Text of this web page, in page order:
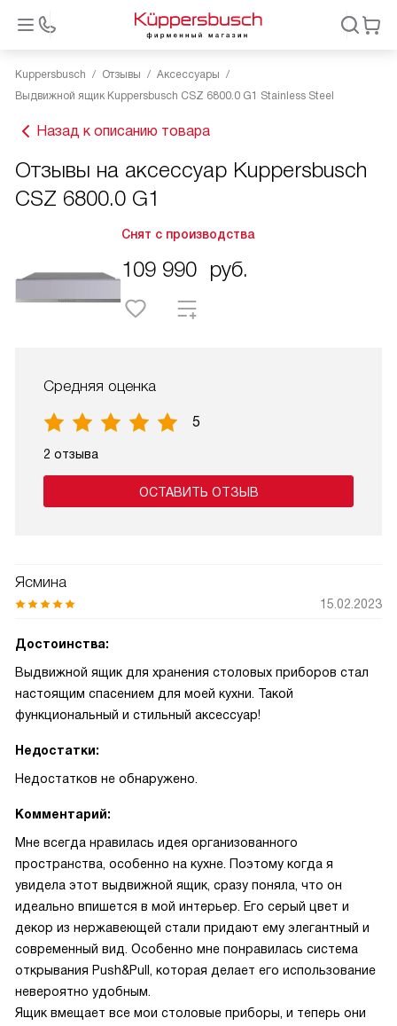
Kuppersbusch Отзывы
Аксессуары
Выдвижной ящик Kuppersbusch CSZ 6800.0 G1 Stainless Steel
Назад к описанию товара
Отзывы на аксессуар Kuppersbusch
CSZ 6800.0 G1
Снят с производства
109 990 руб.
Средняя оценка
5
2 отзыва
ОСТАВИТЬ ОТЗЫВ
Ясмина
15.02.2023
Достоинства:
Выдвижной ящик для хранения столовых приборов стал
настоящим спасением для моей кухни. Такой
функциональный и стильный аксессуар!
Недостатки:
Недостатков не обнаружено.
Комментарий:
Мне всегда нравилась идея организованного
пространства, особенно на кухне. Поэтому когда я
увидела этот выдвижной ящик, сразу поняла, что он
идеально впишется в мой интерьер. Его серый цвет и
декор из нержавеющей стали придают ему элегантный и
современный вид. Особенно мне понравилась система
открывания Push&Pull, которая делает его использование
невероятно удобным.
Ящик вмещает все мои столовые приборы, и теперь они